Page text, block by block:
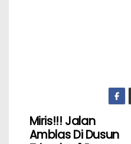
Miris!!! Jalan
Amblas Di Dusun